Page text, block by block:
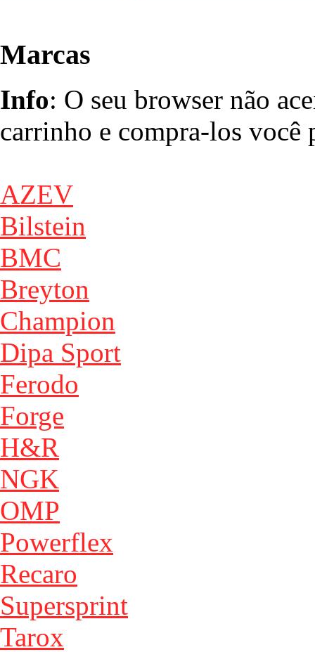
Marcas
Info: O seu browser não
carrinho e compra-los você
AZEV
Bilstein
BMC
Breyton
Champion
Dipa Sport
Ferodo
Forge
H&R
NGK
OMP
Powerflex
Recaro
Supersprint
Tarox